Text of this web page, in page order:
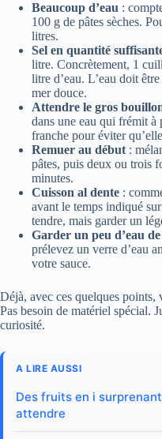
Beaucoup d’eau :
100 g de pâtes sèches.
litres.
Sel en quantité
litre. Concrètement, 1
litre d’eau. L’eau doit
mer douce.
Attendre le gros
dans une eau qui frémit
franche pour éviter
Remuer au début :
pâtes, puis deux ou trois
minutes.
Cuisson al dente :
avant le temps indiqué
tendre, mais garder un
Garder un peu d’eau de
prélevez un verre d’eau
votre sauce.
Déjà, avec ces quelques points,
Pas besoin de matériel spécial.
curiosité.
A LIRE AUSSI
Des fruits en i
attendre